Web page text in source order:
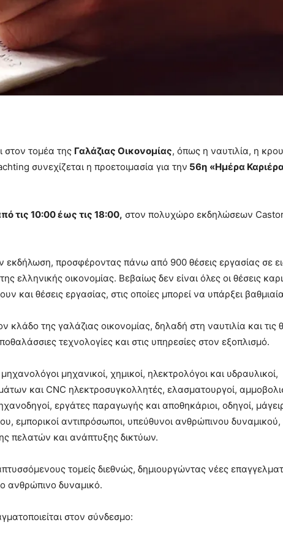
στον τομέα της Γαλάζιας Οικονομίας, όπως η ναυτιλία, η
συνεχίζεται η προετοιμασία για την 56η «Ημέρα
τις 10:00 έως τις 18:00, στον πολυχώρο εκδηλώσεων
εκδήλωση, προσφέροντας πάνω από 900 θέσεις εργασίας σε
ελληνικής οικονομίας. Βεβαίως δεν είναι όλες οι θέσεις
θέσεις εργασίας, στις οποίες μπορεί να υπάρξει
κλάδο της γαλάζιας οικονομίας, δηλαδή στη ναυτιλία και τις
τεχνολογίες και στις υπηρεσίες στον εξοπλισμό.
μηχανικοί, χημικοί, ηλεκτρολόγοι και υδραυλικοί,
και CNC ηλεκτροσυγκολλητές, ελασματουργοί,
εργάτες παραγωγής και αποθηκάριοι, οδηγοί,
εμπορικοί αντιπρόσωποι, υπεύθυνοι ανθρώπινου δυναμικού,
πελατών και ανάπτυξης δικτύων.
τομείς διεθνώς, δημιουργώντας νέες
ανθρώπινο δυναμικό.
στον σύνδεσμο: